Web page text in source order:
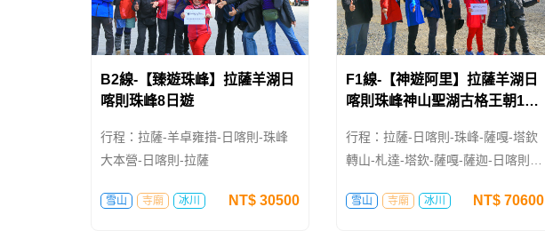
B2線-【臻遊珠峰】拉薩羊湖日
喀則珠峰8日遊
行程：拉薩-羊卓雍措-日喀則-珠峰
大本營-日喀則-拉薩
雪山 寺廟 冰川 NT$30500
F1線-【神遊阿里】拉薩羊湖日
喀則珠峰神山聖湖古格王朝16
行程：拉薩-日喀則-珠峰-薩嘎-塔欽
轉山-札達-塔欽-薩嘎-薩迦-日喀則-
雪山 寺廟 冰川 NT$ 70600